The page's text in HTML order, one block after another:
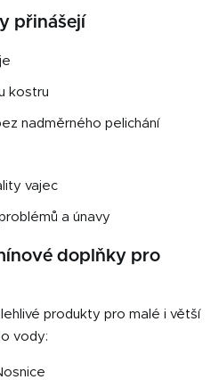
s
přinášejí
kostru
nadměrného pelichání
vajec
a únavy
doplňky pro
produkty pro malé i větší
vody: